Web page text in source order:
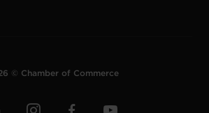
© Chamber of Commerce